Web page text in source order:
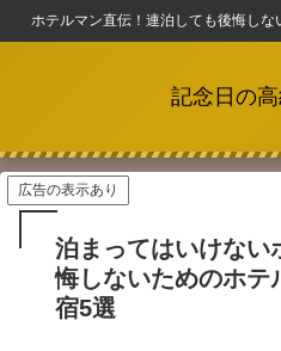
ホテルマン直伝！連泊しても後悔し
記念日の
広告の表示あり
泊まってはいけない
悔しないためのホテ
宿5選